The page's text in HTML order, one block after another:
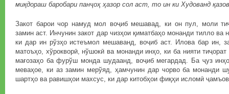
миқдораш баробари панҷоҳ ҳазор сол аст, то ин ки Худованд қ
Закот барои чор намуд мол воҷиб мешавад, ки он пул, моли
замин аст. Инчунин закот дар чизҳои қиматбаҳо монанди тилло ва
ки дар ин рўзҳо истеъмол мешаванд, воҷиб аст. Илова бар ин,
матоъҳо, хўрокворӣ, нўшокӣ ва монанди инҳо, ки ба нияти
мағозаҳо ба фурўш монда шудаанд, воҷиб мегардад. Ба ҷуз
меваҳое, ки аз замин мерўяд, ҳамчунин дар чорво ба монанди
шартҳо ва равишҳои махсус, ки дар китобҳои фиқҳи исломӣ